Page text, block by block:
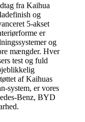
fra Kaihua
og
5-akset
er
og
mængder. Hver
test og fuld
af Kaihuas
system, er vores
Benz, BYD